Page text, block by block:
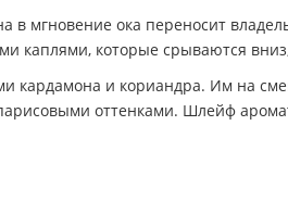
мгновение ока переносит
каплями, которые срываются
кардамона и кориандра. Им на
оттенками. Шлейф